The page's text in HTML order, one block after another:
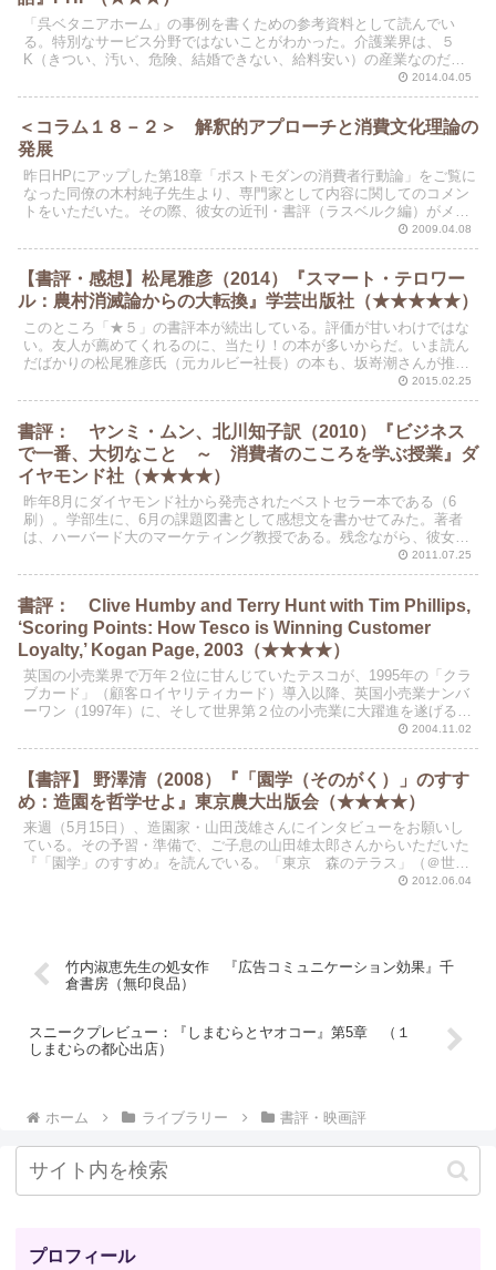
「呉ベタニアホーム」の事例を書くための参考資料として読んでい
る。特別なサービス分野ではないことがわかった。介護業界は、５
K（きつい、汚い、危険、結婚できない、給料安い）の産業なのだそ
うだ。そのイメージを払しょくする18の企業（NPO法人）の...2014.04.05
＜コラム１８－２＞ 解釈的アプローチと消費文化理論の
発展
昨日HPにアップした第18章「ポストモダンの消費者行動論」をご覧に
なった同僚の木村純子先生より、専門家として内容に関してのコメン
トをいただいた。その際、彼女の近刊・書評（ラスベルク編）がメー
2009.04.08
【書評・感想】松尾雅彦（2014）『スマート・テロワー
ル：農村消滅論からの大転換』学芸出版社（★★★★★）
このところ「★５」の書評本が続出している。評価が甘いわけではな
い。友人が薦めてくれるのに、当たり！の本が多いからだ。いま読ん
だばかりの松尾雅彦氏（元カルビー社長）の本も、坂嵜潮さんが推奨
してくれた本である。わたしの最近の主張に合致していて、...2015.02.25
書評： ヤンミ・ムン、北川知子訳（2010）『ビジネス
で一番、大切なこと ～ 消費者のこころを学ぶ授業』ダ
イヤモンド社（★★★★）
昨年8月にダイヤモンド社から発売されたベストセラー本である（6
刷）。学部生に、6月の課題図書として感想文を書かせてみた。著者
は、ハーバード大のマーケティング教授である。残念ながら、彼女の
2011.07.25
書評： Clive Humby and Terry Hunt with Tim Phillips,
‘Scoring Points: How Tesco is Winning Customer
Loyalty,’ Kogan Page, 2003（★★★★）
英国の小売業界で万年２位に甘んじていたテスコが、1995年の「クラ
ブカード」（顧客ロイヤリティカード）導入以降、英国小売業ナンバ
ーワン（1997年）に、そして世界第２位の小売業に大躍進を遂げるま
2004.11.02
【書評】 野澤清（2008）『「園学（そのがく）」のすす
め：造園を哲学せよ』東京農大出版会（★★★★）
来週（5月15日）、造園家・山田茂雄さんにインタビューをお願いし
ている。その予習・準備で、ご子息の山田雄太郎さんからいただいた
『「園学」のすすめ』を読んでいる。「東京 森のテラス」（＠世田
谷区仙川）の２階事務所で見つけたご本を、たまたま拝借... 2012.06.04
竹内淑恵先生の処女作 『広告コミュニケーション効果』千
倉書房（無印良品）
スニークプレビュー：『しまむらとヤオコー』第5章 （１
しまむらの都心出店）
ホーム ライブラリー 書評・映画評
プロフィール